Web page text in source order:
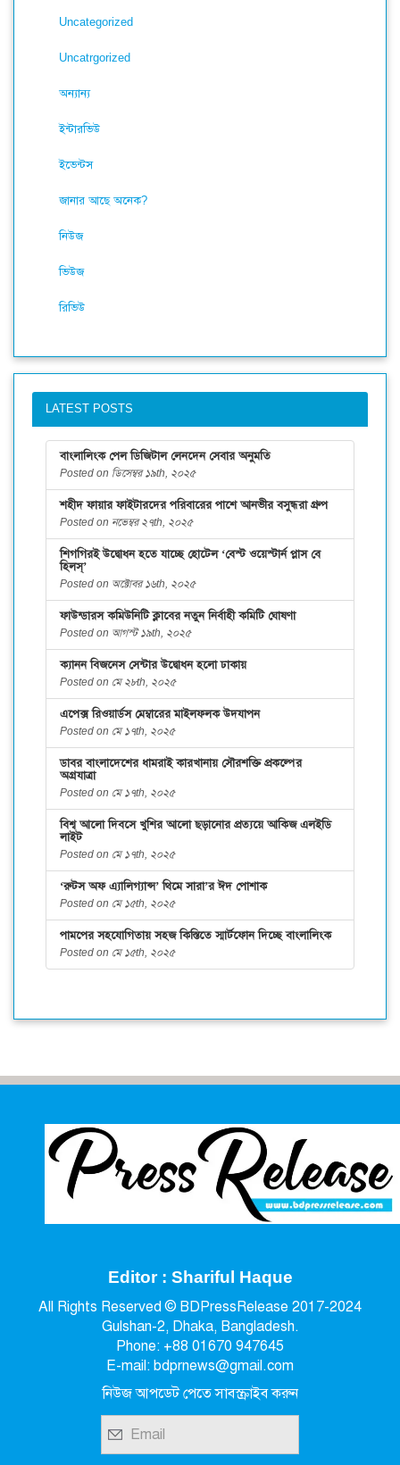
Uncategorized
Uncatrgorized
অন্যান্য
ইন্টারভিউ
ইভেন্টস
জানার আছে অনেক?
নিউজ
ভিউজ
রিভিউ
LATEST POSTS
বাংলালিংক পেল ডিজিটাল লেনদেন সেবার অনুমতি
Posted on ডিসেম্বর ১৯th, ২০২৫
শহীদ ফায়ার ফাইটারদের পরিবারের পাশে আনভীর বসুন্ধরা গ্রুপ
Posted on নভেম্বর ২৭th, ২০২৫
শিগগিরই উদ্বোধন হতে যাচ্ছে হোটেল ‘বেস্ট ওয়েস্টার্ন প্লাস বে
হিলস্’
Posted on অক্টোবর ১৬th, ২০২৫
ফাউন্ডারস কমিউনিটি ক্লাবের নতুন নির্বাহী কমিটি ঘোষণা
Posted on আগস্ট ১৯th, ২০২৫
ক্যানন বিজনেস সেন্টার উদ্বোধন হলো ঢাকায়
Posted on মে ২৮th, ২০২৫
এপেক্স রিওয়ার্ডস মেম্বারের মাইলফলক উদযাপন
Posted on মে ১৭th, ২০২৫
ডাবর বাংলাদেশের ধামরাই কারখানায় সৌরশক্তি প্রকল্পের
অগ্রযাত্রা
Posted on মে ১৭th, ২০২৫
বিশ্ব আলো দিবসে খুশির আলো ছড়ানোর প্রত্যয়ে আকিজ এলইডি
লাইট
Posted on মে ১৭th, ২০২৫
‘রুটস অফ এ্যালিগ্যান্স’ থিমে সারা’র ঈদ পোশাক
Posted on মে ১৫th, ২০২৫
পামপের সহযোগিতায় সহজ কিস্তিতে স্মার্টফোন দিচ্ছে বাংলালিংক
Posted on মে ১৫th, ২০২৫
Editor : Shariful Haque
All Rights Reserved © BDPressRelease 2017-2024
Gulshan-2, Dhaka, Bangladesh.
Phone: +88 01670 947645
E-mail: bdprnews@gmail.com
নিউজ আপডেট পেতে সাবস্ক্রাইব করুন